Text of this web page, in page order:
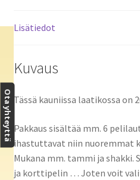
Lisätiedot
Kuvaus
Tässä kauniissa laatikossa on
Pakkaus sisältää mm. 6
ihastuttavat niin nuoremmat
Mukana mm. tammi ja shakki.
ja korttipelin … Joten voit
Ota yhteyttä